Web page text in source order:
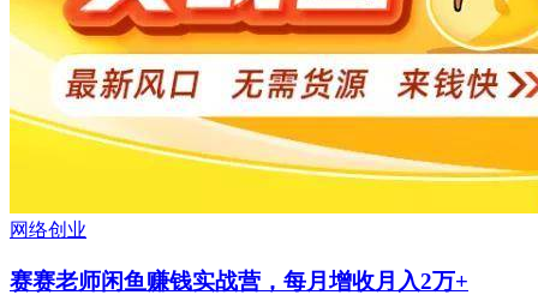
网络创业
赛赛老师闲鱼赚钱实战营，每月增收月入2万+